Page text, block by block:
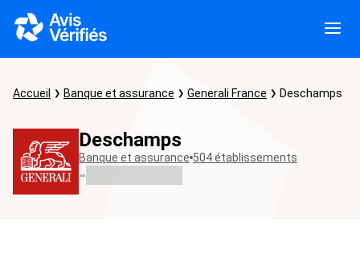
Accueil Banque et assurance Generali France Deschamps
Deschamps
Banque et assurance 504 établissements
-